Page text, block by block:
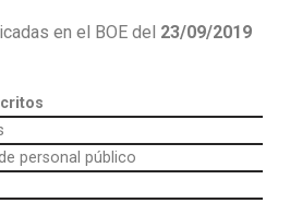
en el BOE del 23/09/2019
personal público